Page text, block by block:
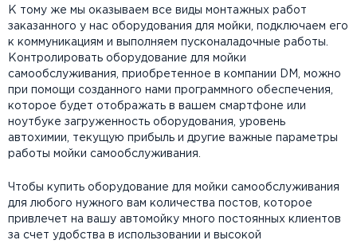
К тому же мы оказываем все виды монтажных работ
заказанного у нас оборудования для мойки, подключаем его
к коммуникациям и выполняем пусконаладочные работы.
Контролировать оборудование для мойки
самообслуживания, приобретенное в компании DM, можно
при помощи созданного нами программного обеспечения,
которое будет отображать в вашем смартфоне или
ноутбуке загруженность оборудования, уровень
автохимии, текущую прибыль и другие важные параметры
работы мойки самообслуживания.
Чтобы купить оборудование для мойки самообслуживания
для любого нужного вам количества постов, которое
привлечет на вашу автомойку много постоянных клиентов
за счет удобства в использовании и высокой